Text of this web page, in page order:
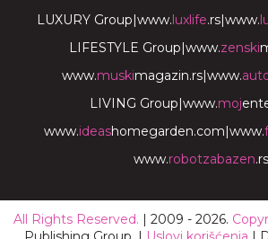
LUXURY Group|www.luxlife.rs|www.
LIFESTYLE Group|www.zenski
www.muskimagazin.rs|www.
LIVING Group|www.moj
www.ideashomegarden.com|www.
www.robotzabazen.rs
All Rights Reserved. | 2009 - 2026.